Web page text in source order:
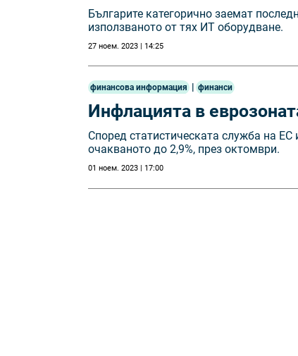
Българите категорично заемат
използваното от тях ИТ оборудване.
27 ноем. 2023 | 14:25
финансова информация | финанси
Инфлацията в
Според статистическата служба на
очакваното до 2,9%, през октомври.
01 ноем. 2023 | 17:00